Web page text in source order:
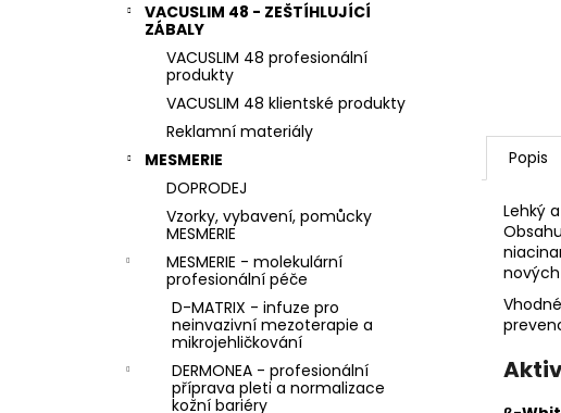
VACUSLIM 48 - ZEŠTÍHLUJÍCÍ
ZÁBALY
VACUSLIM 48 profesionální
produkty
VACUSLIM 48 klientské produkty
Reklamní materiály
MESMERIE
DOPRODEJ
Vzorky, vybavení, pomůcky
MESMERIE
MESMERIE - molekulární
profesionální péče
D-MATRIX - infuze pro
neinvazivní mezoterapie a
mikrojehličkování
DERMONEA - profesionální
příprava pleti a normalizace
kožní bariéry
Popis
Lehký